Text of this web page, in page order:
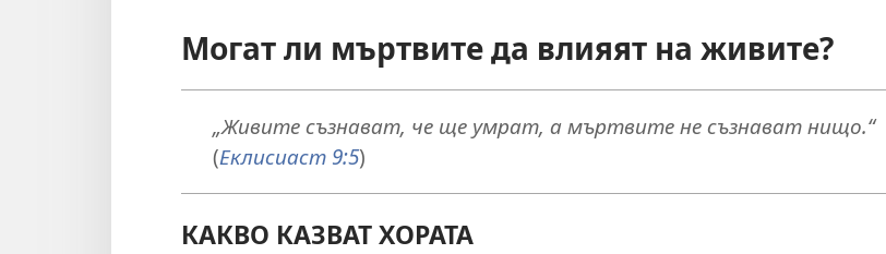
Могат ли мъртвите да влияят на живите?
„Живите съзнават, че ще умрат, а мъртвите не съзнават нищо.“
(Еклисиаст 9:5)
КАКВО КАЗВАТ ХОРАТА